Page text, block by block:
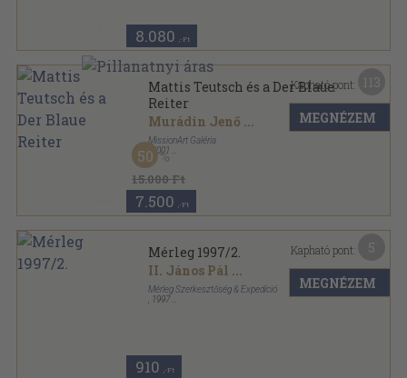
8.080 ,-Ft
Mattis Teutsch és a Der Blaue
Reiter
Murádin Jenő ...
MissionArt Galéria
, 2001
Fűzött kemény papírkötés
15.000 Ft
50
7.500 ,-Ft
Kapható pont:
MEGNÉZEM
Mérleg 1997/2.
II. János Pál ...
Mérleg Szerkesztőség & Expedíció
1997
910 ,-Ft
Kapható pont:
MEGNÉZEM